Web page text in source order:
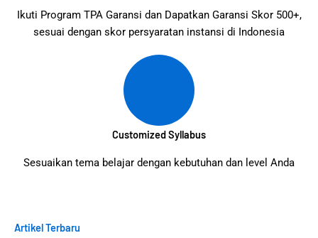
Ikuti Program TPA Garansi dan Dapatkan Garansi Skor 500+,
sesuai dengan skor persyaratan instansi di Indonesia
Customized Syllabus
Sesuaikan tema belajar dengan kebutuhan dan level Anda
Artikel Terbaru